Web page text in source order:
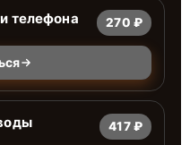
телефона 270 ₽
417 ₽